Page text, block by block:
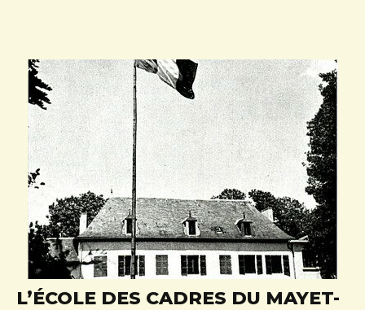
L’ÉCOLE DES CADRES DU MAYET-